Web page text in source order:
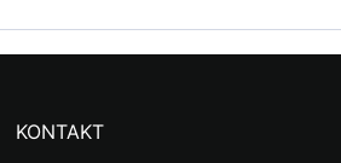
KONTAKT